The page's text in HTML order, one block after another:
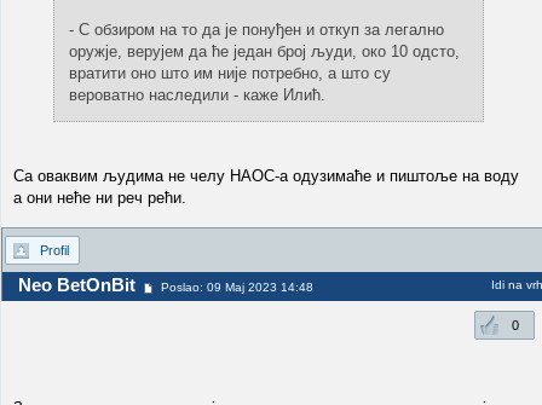
- С обзиром на то да је понуђен и откуп за легално
оружје, верујем да ће један број људи, око 10 одсто,
вратити оно што им није потребно, а што су
вероватно наследили - каже Илић.
Са оваквим људима не челу НАОС-а одузимаће и пиштоље на воду
а они неће ни реч рећи.
Profil
Neo BetOnBit Poslao: 09 Maj 2023 14:48 Idi na vrh
0